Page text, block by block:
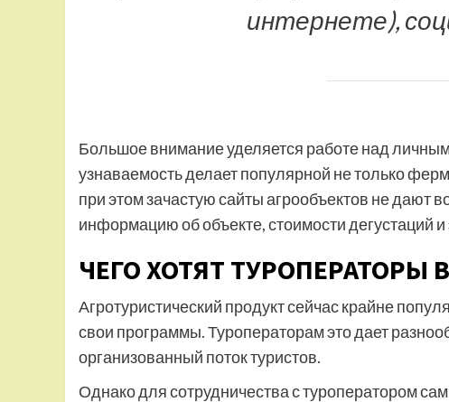
интернете),
Большое внимание уделяется работе над
узнаваемость делает популярной не только
при этом зачастую сайты агрообъектов не дают
информацию об объекте, стоимости дегустаций и
ЧЕГО ХОТЯТ ТУРОПЕРАТОРЫ
Агротуристический продукт сейчас крайне
свои программы. Туроператорам это дает
организованный поток туристов.
Однако для сотрудничества с туроператором